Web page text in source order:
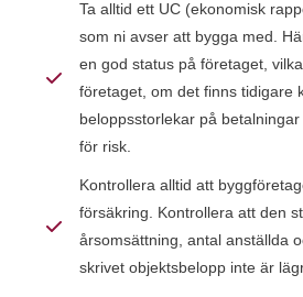
Ta alltid ett UC (ekonomisk
som ni avser att bygga med.
en god status på företaget,
företaget, om det finns tidigare
beloppsstorlekar på
för risk.
Kontrollera alltid att
försäkring. Kontrollera att den
årsomsättning, antal anställda
skrivet objektsbelopp inte är